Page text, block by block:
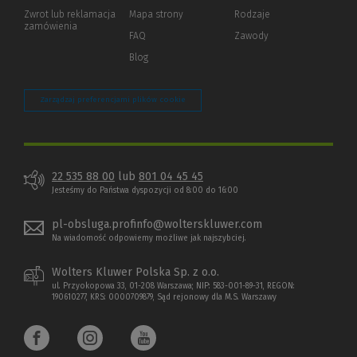
innej
Zwrot lub reklamacja
zamówienia
Mapa strony
FAQ
Blog
Rodzaje
Zawody
Zarządzaj preferencjami plików cookie
22 535 88 00 lub 801 04 45 45
Jesteśmy do Państwa dyspozycji od 8:00 do 16:00
pl-obsluga.profinfo@wolterskluwer.com
Na wiadomość odpowiemy możliwe jak najszybciej.
Wolters Kluwer Polska Sp. z o.o.
ul. Przyokopowa 33, 01-208 Warszawa; NIP: 583-001-89-31, REGON:
190610277, KRS: 0000709879, Sąd rejonowy dla M.S. Warszawy